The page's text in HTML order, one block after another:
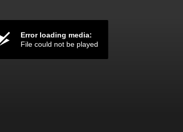
Error loading media:
File could not be played